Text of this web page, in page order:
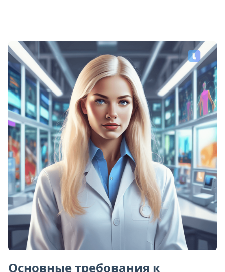
Основные требования к